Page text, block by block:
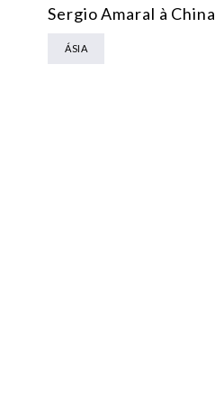
Sergio Amaral à China
ÁSIA